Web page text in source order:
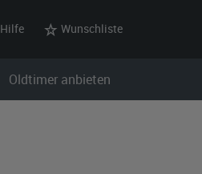
Hilfe Wunschliste
Oldtimer anbieten